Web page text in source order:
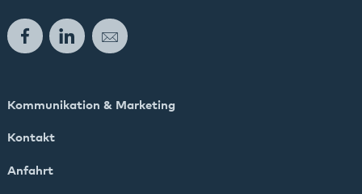
FacebookLinkedInE-Mail
Kommunikation & Marketing
Kontakt
Anfahrt